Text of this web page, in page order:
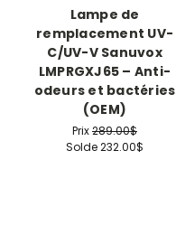
Lampe de
remplacement UV-
C/UV-V Sanuvox
LMPRGXJ65 – Anti-
odeurs et bactéries
(OEM)
Prix289.00$
Solde232.00$